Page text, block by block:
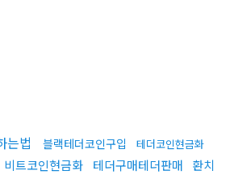
는법
블랙테더코인구입 테더코인현금화
비트코인현금화 테더구매테더판매
환치